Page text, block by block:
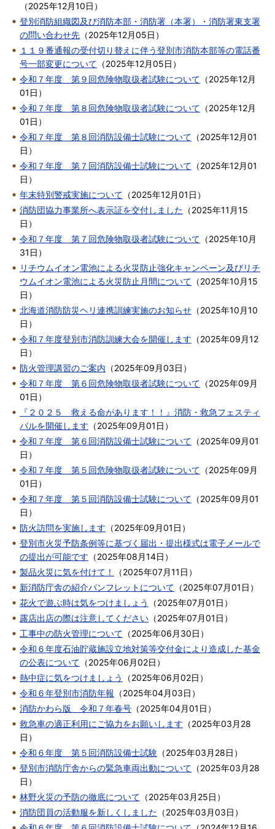
（2025年12月10日 ）
登別消防組織図及び消防本部・消防署（本署）・消防署東支署
の問い合わせ先 （2025年12月05日 ）
１１９番通報の受付切り替えに伴う登別市消防本部等の電話番
号一部変更について （2025年12月05日 ）
令和７年度 第９回危険物取扱者試験について （2025年12月
01日 ）
令和７年度 第８回危険物取扱者試験について （2025年12月
01日 ）
令和７年度 第８回消防設備士試験について （2025年12月01
日 ）
令和７年度 第７回消防設備士試験について （2025年12月01
日 ）
年末特別警戒実施について （2025年12月01日 ）
消防団協力事業所へ表示証を交付しました （2025年11月15
日 ）
令和７年度 第７回危険物取扱者試験について （2025年10月
31日 ）
リチウムイオン電池による火災防止強化キャンペーン及びリチ
ウムイオン電池による火災防止月間について （2025年10月15
日 ）
北海道消防防災ヘリ連携訓練実施のお知らせ （2025年10月10
日 ）
令和７年度登別市消防訓練大会を開催します （2025年09月12
日 ）
防火管理講習のご案内 （2025年09月03日 ）
令和７年度 第６回危険物取扱者試験について （2025年09月
01日 ）
『２０２５ 救える命があります！！』消防・救急フェスティ
バルを開催します （2025年09月01日 ）
令和７年度 第６回消防設備士試験について （2025年09月01
日 ）
令和７年度 第５回危険物取扱者試験について （2025年09月
01日 ）
令和７年度 第５回消防設備士試験について （2025年09月01
日 ）
防火訪問を実施します （2025年09月01日 ）
登別市火災予防条例等に基づく届出・提出様式は電子メールで
の提出が可能です （2025年08月14日 ）
製品火災に気を付けて！
（2025年07月11日 ）
新消防庁舎の紹介パンフレットについて （2025年07月01日 ）
花火で遊ぶ時は気をつけましょう
（2025年07月01日 ）
露店出店の際は注意してください （2025年07月01日 ）
工事中の防火管理について （2025年06月30日 ）
令和６年度石油貯蔵施設立地対策等交付金により造成した基金
の公表について （2025年06月02日 ）
熱中症に気をつけましょう
（2025年06月02日 ）
令和６年登別市消防年報 （2025年04月03日 ）
消防かわら版 令和７年春号 （2025年04月01日 ）
救急車の適正利用にご協力をお願いします （2025年03月28
日 ）
令和６年度 第５回消防設備士試験 （2025年03月28日 ）
登別市消防庁舎からの緊急車両出動について （2025年03月28
日 ）
林野火災の予防の徹底について （2025年03月25日 ）
消防団員の活動服を新しくしました （2025年03月03日 ）